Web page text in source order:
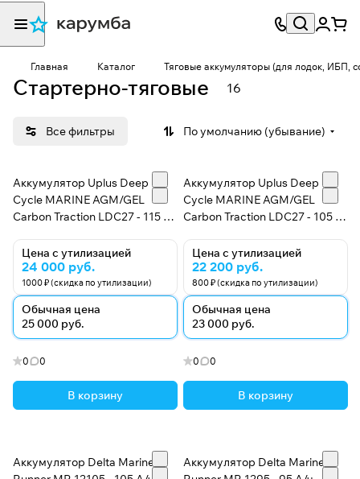
Главная Каталог Тяговые аккумуляторы (для лодок, ИБП,
Стартерно-тяговые 16
Все фильтры По умолчанию (убывание)
Аккумулятор Uplus Deep
Cycle MARINE AGM/GEL
Carbon Traction LDC27 - 115 А/
лодочных электромоторов)
Цена с утилизацией
24 000 руб.
1000 ₽ (скидка по утилизации)
Обычная цена
25 000 руб.
0 0
В корзину
Аккумулятор Uplus Deep
Cycle MARINE AGM/GEL
Carbon Traction LDC27 - 105 А/
лодочных электромоторов)
Цена с утилизацией
22 200 руб.
800 ₽ (скидка по утилизации)
Обычная цена
23 000 руб.
0 0
В корзину
Аккумулятор Delta Marine
Аккумулятор Delta Marine